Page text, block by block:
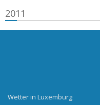
2011
Wetter in Luxemburg